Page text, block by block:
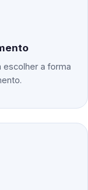
escolher a forma